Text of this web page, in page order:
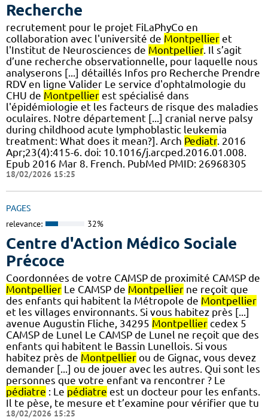
Recherche
recrutement pour le projet FiLaPhyCo en
collaboration avec l'université de Montpellier et
l'Institut de Neurosciences de Montpellier. Il s’agit
d’une recherche observationnelle, pour laquelle nous
analyserons [...] détaillés Infos pro Recherche Prendre
RDV en ligne Valider Le service d'ophtalmologie du
CHU de Montpellier est spécialisé dans
l'épidémiologie et les facteurs de risque des maladies
oculaires. Notre département [...] cranial nerve palsy
during childhood acute lymphoblastic leukemia
treatment: What does it mean?]. Arch Pediatr. 2016
Apr;23(4):415-6. doi: 10.1016/j.arcped.2016.01.008.
Epub 2016 Mar 8. French. PubMed PMID: 26968305
18/02/2026 15:25
PAGES
relevance: 32%
Centre d'Action Médico Sociale
Précoce
Coordonnées de votre CAMSP de proximité CAMSP de
Montpellier Le CAMSP de Montpellier ne reçoit que
des enfants qui habitent la Métropole de Montpellier
et les villages environnants. Si vous habitez près [...]
avenue Augustin Fliche, 34295 Montpellier cedex 5
CAMSP de Lunel Le CAMSP de Lunel ne reçoit que des
enfants qui habitent le Bassin Lunellois. Si vous
habitez près de Montpellier ou de Gignac, vous devez
demander [...] ou de jouer avec les autres. Qui sont les
personnes que votre enfant va rencontrer ? Le
pédiatre : Le pédiatre est un docteur pour les enfants.
Il te pèse, te mesure et t’examine pour vérifier que tu
18/02/2026 15:25